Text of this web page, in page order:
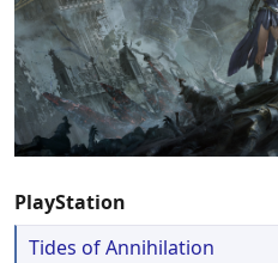
PlayStation
Tides of Annihilation